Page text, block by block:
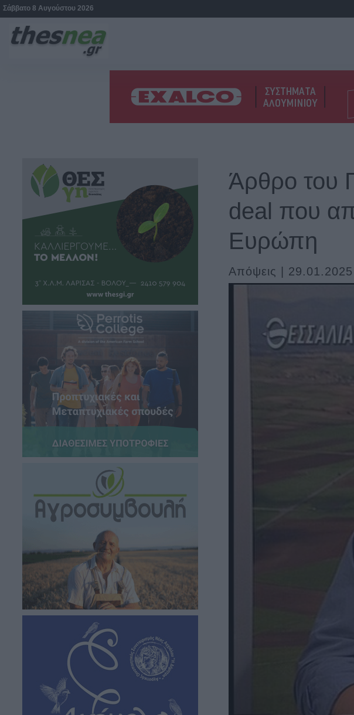
Σάββατο 8 Αυγούστου 2026
Άρθρο του
deal που
Ευρώπη
Απόψεις |